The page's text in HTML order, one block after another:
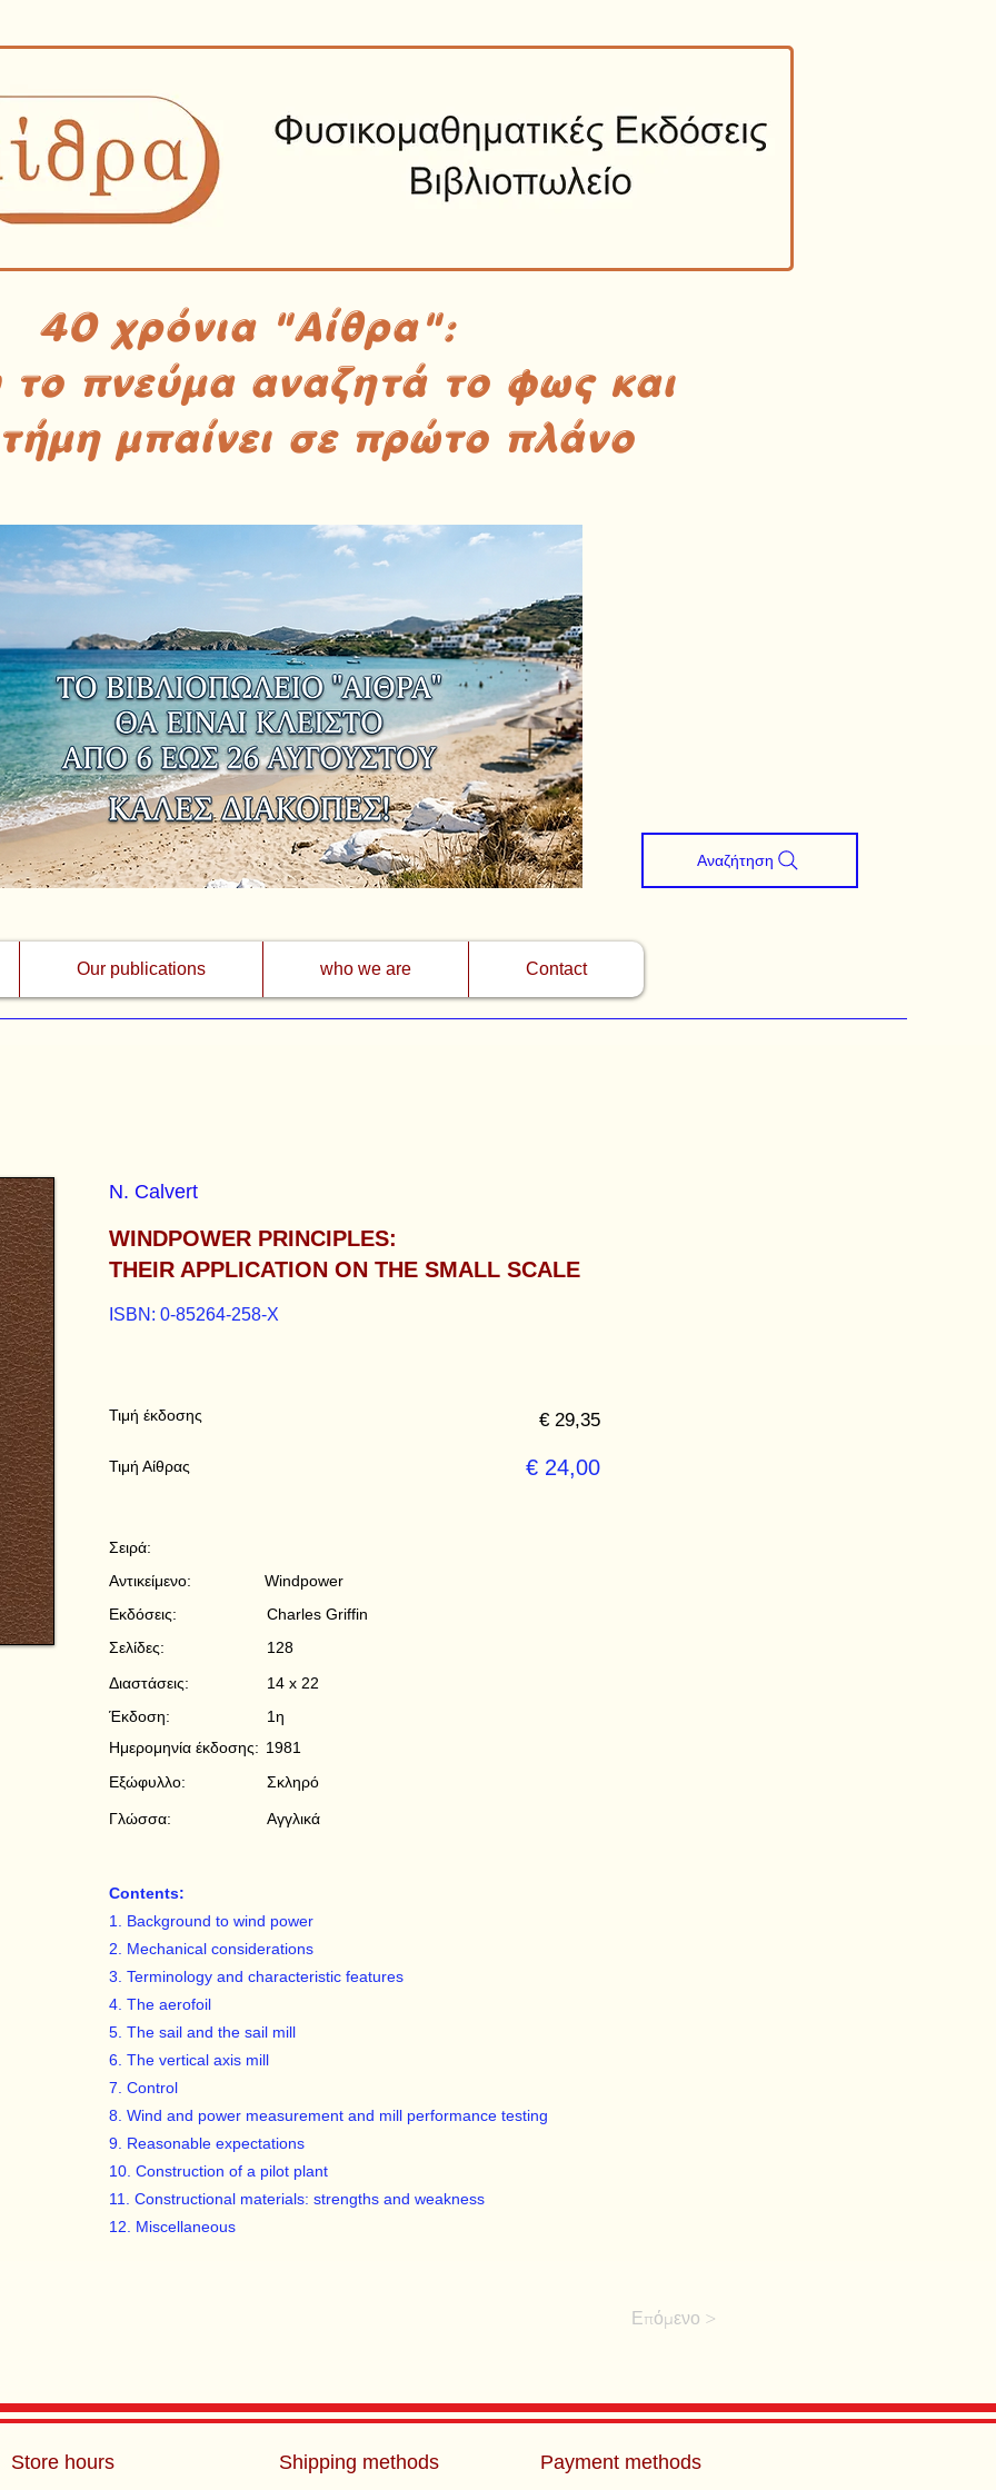
40 χρόνια "Αίθρα":
το πνεύμα αναζητά το φως και
μπαίνει σε πρώτο πλάνο
Our publications who we are Contact
Αναζήτηση
N. Calvert
WINDPOWER PRINCIPLES:
THEIR APPLICATION ON THE SMALL SCALE
ISBN: 0-85264-258-X
Τιμή έκδοσης
Τιμή Αίθρας
€ 29,35
€ 24,00
Windpower
Charles Griffin
128
14 x 22
1η
1981
Σκληρό
Αγγλικά
Σειρά:
Αντικείμενο:
Εκδόσεις:
Σελίδες:
Διαστάσεις:
Έκδοση:
Ημερομηνία έκδοσης:
Εξώφυλλο:
Γλώσσα:
Contents:
1. Background to wind power
2. Mechanical considerations
3. Terminology and characteristic features
4. The aerofoil
5. The sail and the sail mill
6. The vertical axis mill
7. Control
8. Wind and power measurement and mill performance testing
9. Reasonable expectations
10. Construction of a pilot plant
11. Constructional materials: strengths and weakness
12. Miscellaneous
Επόμενο >
Store hours Shipping methods Payment methods